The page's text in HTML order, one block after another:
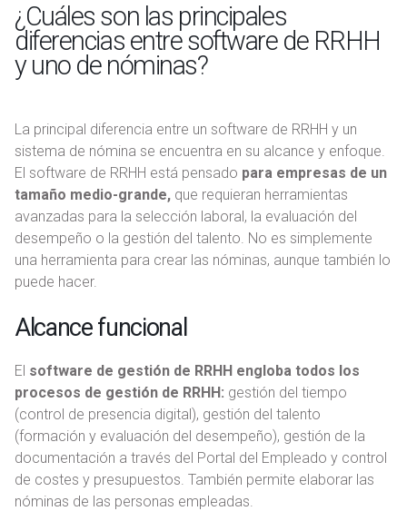
¿Cuáles son las principales
diferencias entre software de RRHH
y uno de nóminas?
La principal diferencia entre un software de RRHH y un
sistema de nómina se encuentra en su alcance y enfoque.
El software de RRHH está pensado para empresas de un
tamaño medio-grande, que requieran herramientas
avanzadas para la selección laboral, la evaluación del
desempeño o la gestión del talento. No es simplemente
una herramienta para crear las nóminas, aunque también lo
puede hacer.
Alcance funcional
El software de gestión de RRHH engloba todos los
procesos de gestión de RRHH: gestión del tiempo
(control de presencia digital), gestión del talento
(formación y evaluación del desempeño), gestión de la
documentación a través del Portal del Empleado y control
de costes y presupuestos. También permite elaborar las
nóminas de las personas empleadas.